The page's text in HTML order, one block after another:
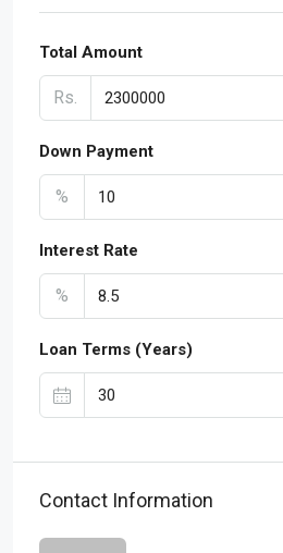
Total Amount
Rs.
Down Payment
%
Interest Rate
%
Loan Terms (Years)
Contact Information